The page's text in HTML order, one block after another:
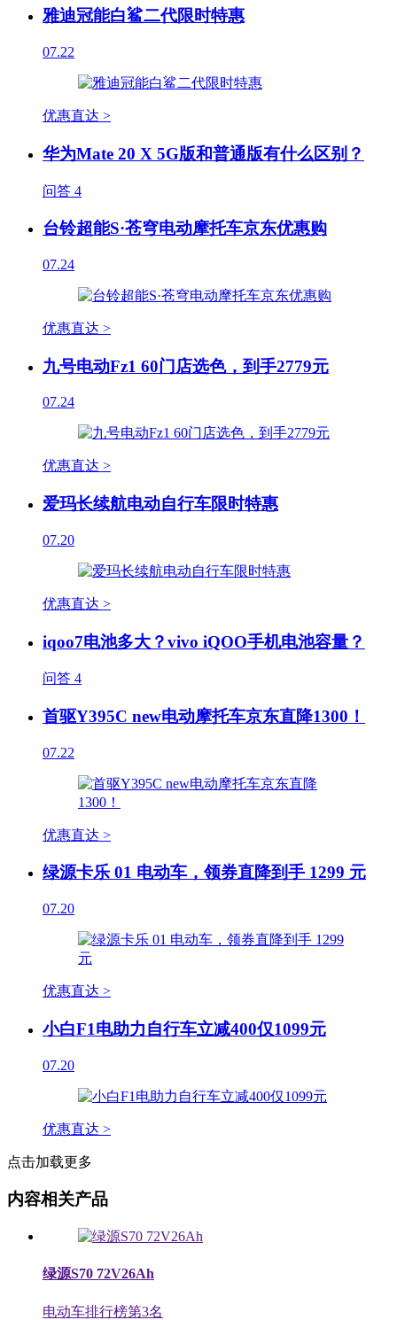
雅迪冠能白鲨二代限时特惠
07.22
优惠直达 >
华为Mate 20 X 5G版和普通版有什么区别？
问答 4
台铃超能S·苍穹电动摩托车京东优惠购
07.24
优惠直达 >
九号电动Fz1 60门店选色，到手2779元
07.24
优惠直达 >
爱玛长续航电动自行车限时特惠
07.20
优惠直达 >
iqoo7电池多大？vivo iQOO手机电池容量？
问答 4
首驱Y395C new电动摩托车京东直降1300！
07.22
优惠直达 >
绿源卡乐 01 电动车，领券直降到手 1299 元
07.20
优惠直达 >
小白F1电助力自行车立减400仅1099元
07.20
优惠直达 >
点击加载更多
内容相关产品
绿源S70 72V26Ah
电动车排行榜第3名